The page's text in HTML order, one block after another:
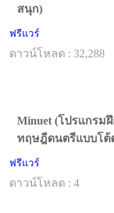
สนุก)
ฟรีแวร์
ดาวน์โหลด : 32,288
Minuet (โปรแกรม
ทฤษฎีดนตรีแบบโต้
ฟรีแวร์
ดาวน์โหลด : 4